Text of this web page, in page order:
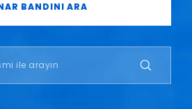
BANDINI ARA